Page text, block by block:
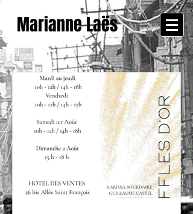
Marianne Laës